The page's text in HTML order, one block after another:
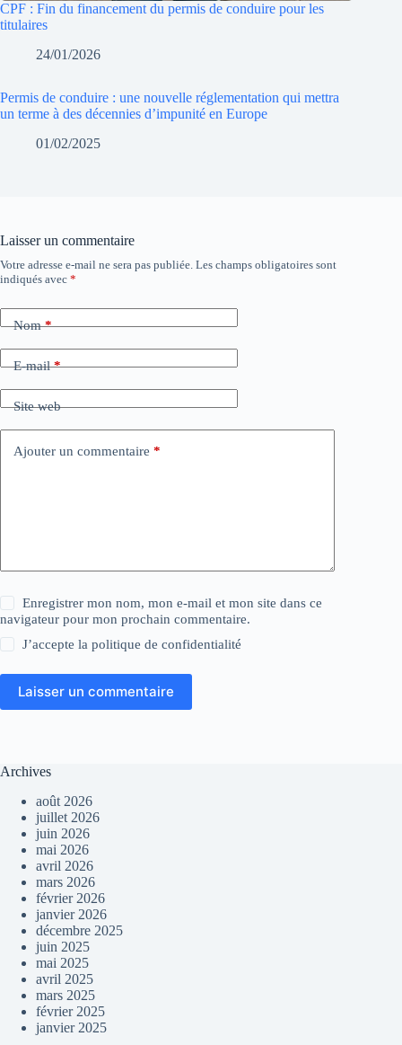
CPF : Fin du financement du permis de conduire pour les
titulaires
24/01/2026
Permis de conduire : une nouvelle réglementation qui mettra
un terme à des décennies d’impunité en Europe
01/02/2025
Laisser un commentaire
Votre adresse e-mail ne sera pas publiée. Les champs obligatoires sont
indiqués avec *
Nom*
E-mail*
Site web
Ajouter un commentaire *
Enregistrer mon nom, mon e-mail et mon site dans ce
navigateur pour mon prochain commentaire.
J’accepte lapolitique de confidentialité
Laisser un commentaire
Archives
août 2026
juillet 2026
juin 2026
mai 2026
avril 2026
mars 2026
février 2026
janvier 2026
décembre 2025
juin 2025
mai 2025
avril 2025
mars 2025
février 2025
janvier 2025